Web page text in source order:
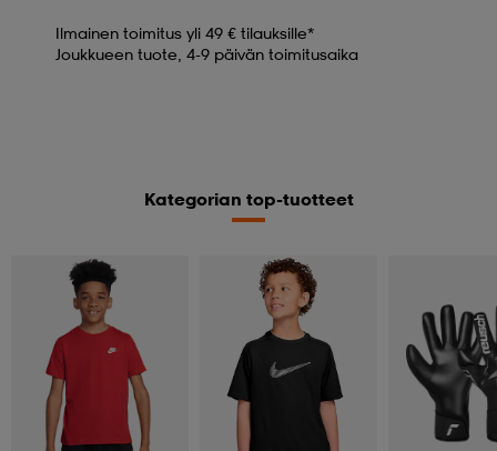
Ilmainen toimitus yli 49 € tilauksille*
Joukkueen tuote, 4-9 päivän toimitusaika
Kategorian top-tuotteet